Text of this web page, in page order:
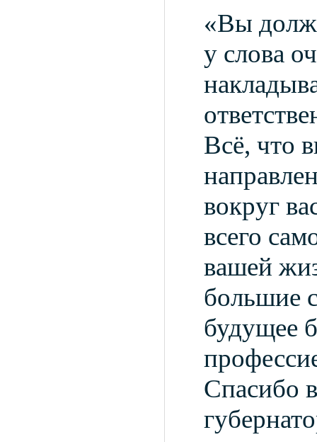
«Вы
у слова
Всё, что
вокруг
всего
вашей
большие
будущее
Спасибо